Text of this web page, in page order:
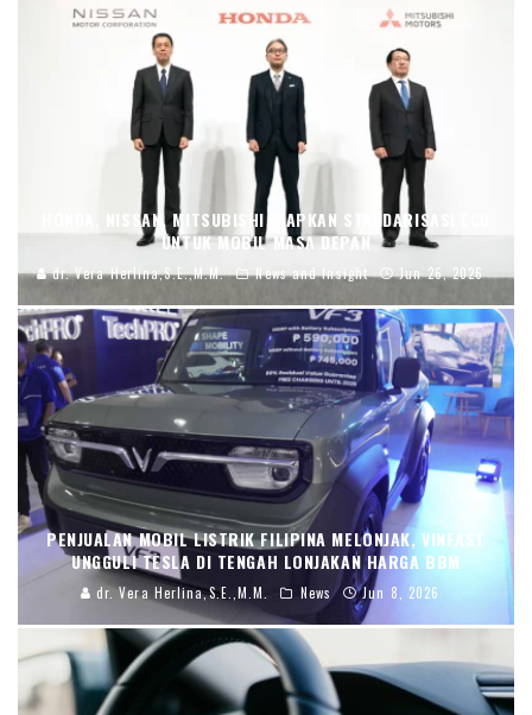
HONDA, NISSAN, MITSUBISHI SIAPKAN STANDARISASI ECU
UNTUK MOBIL MASA DEPAN
dr. Vera Herlina,S.E.,M.M. News and Insight Jun 26, 2026
PENJUALAN MOBIL LISTRIK FILIPINA MELONJAK, VINFAST
UNGGULI TESLA DI TENGAH LONJAKAN HARGA BBM
dr. Vera Herlina,S.E.,M.M. News Jun 8, 2026